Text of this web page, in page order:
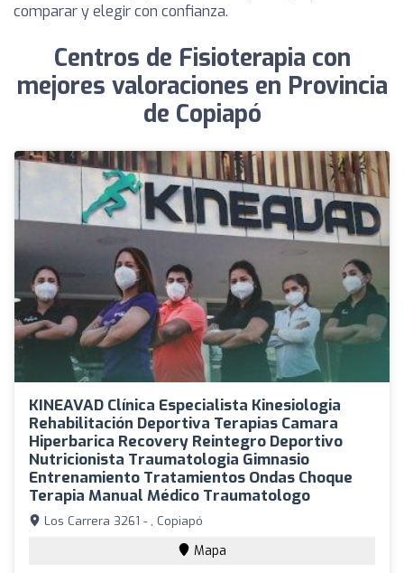
comparar y elegir con confianza.
Centros de Fisioterapia con
mejores valoraciones en Provincia
de Copiapó
KINEAVAD Clínica Especialista Kinesiologia
Rehabilitación Deportiva Terapias Camara
Hiperbarica Recovery Reintegro Deportivo
Nutricionista Traumatologia Gimnasio
Entrenamiento Tratamientos Ondas Choque
Terapia Manual Médico Traumatologo
Los Carrera 3261 - , Copiapó
Mapa